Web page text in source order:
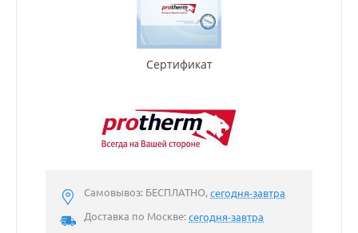
Сертификат
Самовывоз: БЕСПЛАТНО,сегодня-завтра
Доставка по Москве:сегодня-завтра